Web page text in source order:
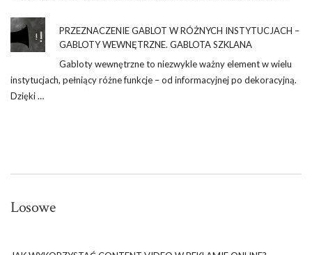
PRZEZNACZENIE GABLOT W RÓŻNYCH INSTYTUCJACH –
GABLOTY WEWNĘTRZNE. GABLOTA SZKLANA
Gabloty wewnętrzne to niezwykle ważny element w wielu
instytucjach, pełniący różne funkcje – od informacyjnej po dekoracyjną.
Dzięki …
Losowe